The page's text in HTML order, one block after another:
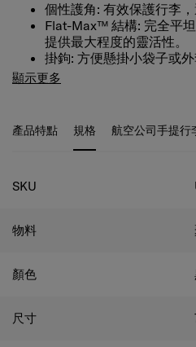
個性護角: 有效保護行李
Flat-Max™ 結構: 完全平
提供最大程度的靈活性。
掛鉤: 方便懸掛小袋子或外
頂部和側面手柄及側腳:
簡約、時尚、現代 —— Zenpod
列巧妙的功能，最大化實用性
受既奢華又輕鬆的旅行體驗。
顯示更多
產品特點 規格 航空公司手提行
規格
SKU
物料
顏色
尺寸